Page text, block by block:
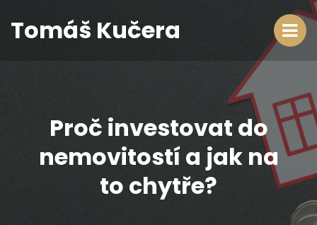
Tomáš Kučera
Proč investovat do
nemovitostí a jak na
to chytře?